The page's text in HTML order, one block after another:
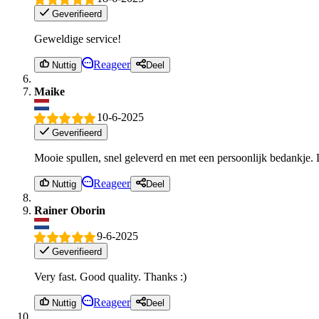
Geverifieerd
Geweldige service!
Nuttig Reageer Deel
Maike
10-6-2025
Geverifieerd
Mooie spullen, snel geleverd en met een persoonlijk bedankje.
Nuttig Reageer Deel
Rainer Oborin
9-6-2025
Geverifieerd
Very fast. Good quality. Thanks :)
Nuttig Reageer Deel